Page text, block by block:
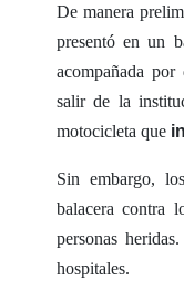
De manera
presentó en un
acompañada
salir de la
motocicleta que
Sin embargo,
balacera contra
personas
hospitales.